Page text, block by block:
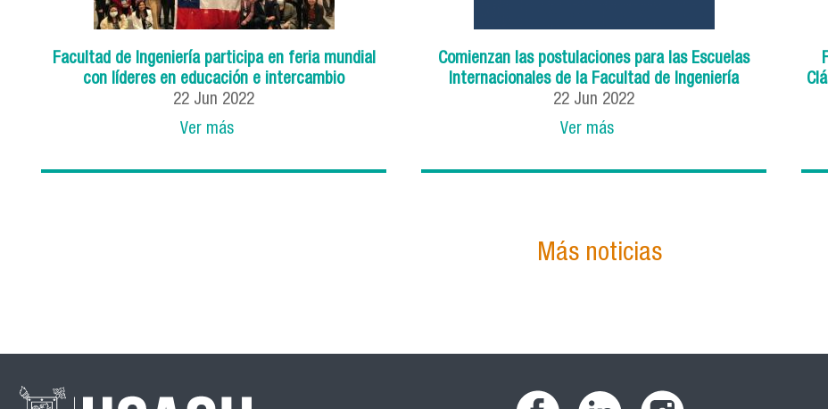
Facultad de Ingeniería participa en feria mundial
con líderes en educación e intercambio
22 Jun 2022
Ver más
Comienzan las postulaciones para las Escuelas
Internacionales de la Facultad de Ingeniería
22 Jun 2022
Ver más
Más noticias